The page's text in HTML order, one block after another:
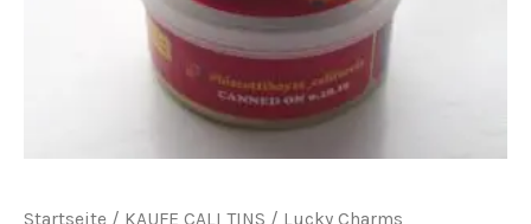
Startseite / KAUFE CALI TINS / Lucky Charms